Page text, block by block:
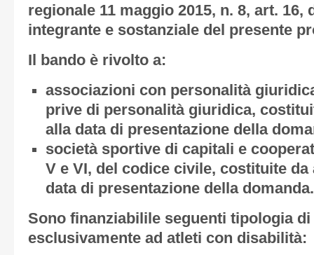
regionale 11 maggio 2015, n. 8, art. 16,
integrante e sostanziale del presente
Il bando è rivolto a:
associazioni con personalità
prive di personalità giuridica,
alla data di presentazione della
società sportive di capitali e
V e VI, del codice civile, costituite
data di presentazione della domanda.
Sono finanziabilile seguenti tipologia
esclusivamente ad atleti con disabilità: